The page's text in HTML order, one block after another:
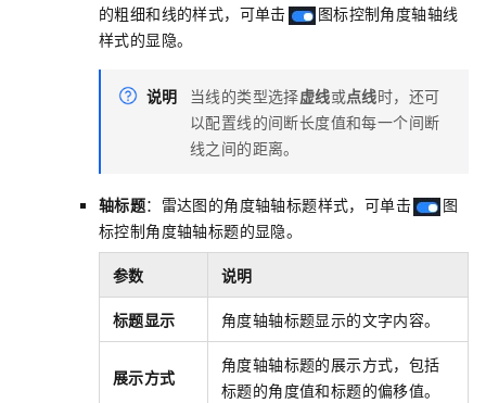
的粗细和线的样式，可单击
图标控制角度轴轴线
样式的显隐。
说明 当线的类型选择虚线或点线时，还可
以配置线的间断长度值和每一个间断
线之间的距离。
轴标题：雷达图的角度轴轴标题样式，可单击
图
标控制角度轴轴标题的显隐。
参数 说明
标题显示 角度轴轴标题显示的文字内容。
展示方式
角度轴轴标题的展示方式，包括
标题的角度值和标题的偏移值。